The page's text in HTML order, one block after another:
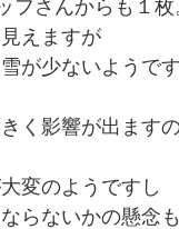
フさんからも１枚
えますが
が少ないようで
く影響が出ます
変のようですし
らないかの懸念